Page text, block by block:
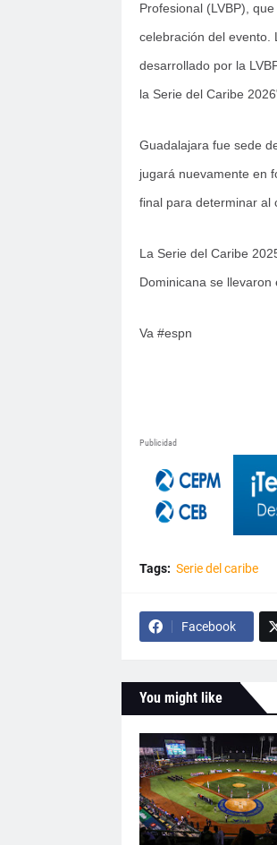
Profesional (LVBP),
celebración del evento.
desarrollado por la
la Serie del Caribe
Guadalajara fue sede
jugará nuevamente en
final para determinar al
La Serie del Caribe
Dominicana se llevaron
Va #espn
Publicidad
Tags: Serie del caribe
Facebook
You might like